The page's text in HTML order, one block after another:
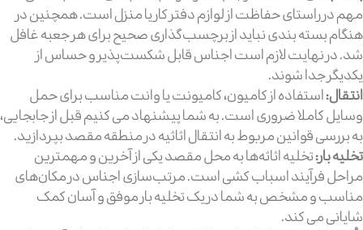
مهم در راستای حفاظت از لوازم دفتر کار یا منزل است. همچنین در
هنگام بسته بندی نباید از برچسب‌گذاری صحیح برای هر جعبه غافل
شد. در نهایت لازم است اجناس قابل شکست‌پذیر و حساس از
یکدیگر جدا شوند.
انتقال:استفاده از کامیون، کامیونت یا وانت مناسب برای حمل
وسایل کاملا ضروری است. به شما پیشنهاد می کنیم قبل از جابجایی،
به بررسی قوانین مربوط به انتقال اثاثیه در منطقه مقصد بپردازید.
تخلیه بار:تخلیه اثاثه‌ها به محل مقصد یکی از آخرین و مهمترین
مراحل فرآیند اسباب کشی است. مرتب‌سازی اجناس در مکان‌های
مناسب و مشخص به شما در یک تخلیه بار موفق و آسان کمک
شایانی می کند.